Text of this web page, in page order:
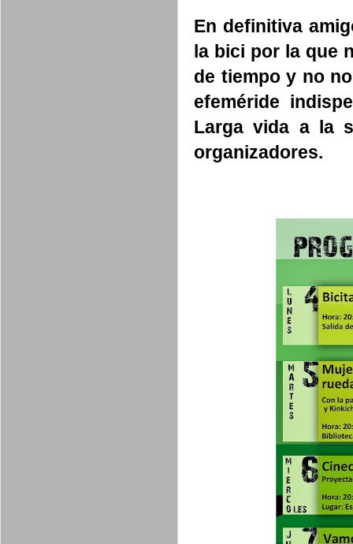
En definitiva
la bici por la que
de tiempo y no
efeméride
Larga vida a la
organizadores.